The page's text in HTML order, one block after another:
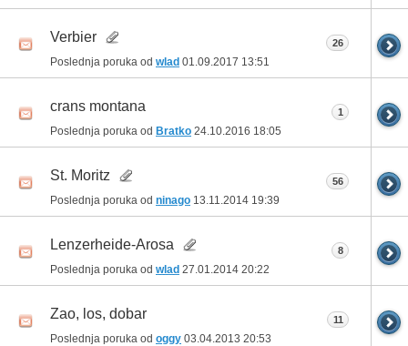
Verbier
Poslednja poruka od wlad 01.09.2017 13:51
26
crans montana
Poslednja poruka od Bratko 24.10.2016 18:05
1
St. Moritz
Poslednja poruka od ninago 13.11.2014 19:39
56
Lenzerheide-Arosa
Poslednja poruka od wlad 27.01.2014 20:22
8
Zao, los, dobar
Poslednja poruka od oggy 03.04.2013 20:53
11